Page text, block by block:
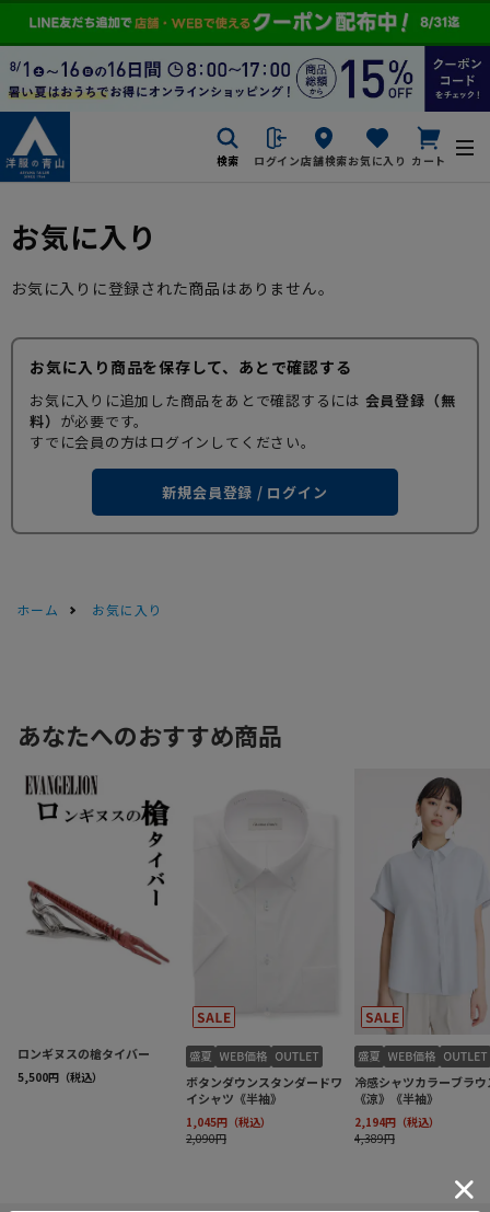
検索 ログイン店舗検索お気に入り カート
お気に入り
お気に入りに登録された商品はありません。
お気に入り商品を保存して、あとで確認する
お気に入りに追加した商品をあとで確認するには 会員登録（無
料） が必要です。
すでに会員の方はログインしてください。
新規会員登録 / ログイン
ホーム お気に入り